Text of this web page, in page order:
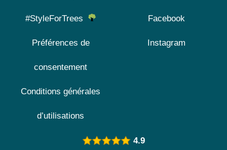
#StyleForTrees
Préférences de
consentement
Conditions générales
d’utilisations
Facebook
Instagram
4.9